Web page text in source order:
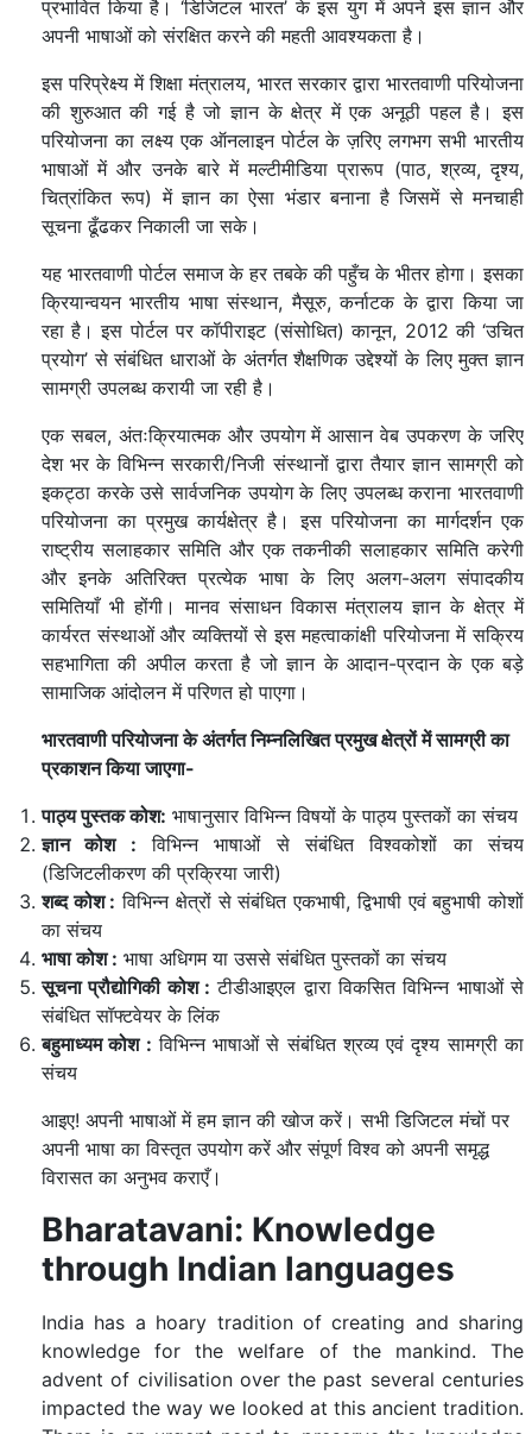
प्रभावित किया है। ‘डिजिटल भारत’ के इस युग में अपने इस ज्ञान और
अपनी भाषाओं को संरक्षित करने की महती आवश्यकता है।
इस परिप्रेक्ष्य में शिक्षा मंत्रालय, भारत सरकार द्वारा भारतवाणी परियोजना
की शुरुआत की गई है जो ज्ञान के क्षेत्र में एक अनूठी पहल है। इस
परियोजना का लक्ष्य एक ऑनलाइन पोर्टल के ज़रिए लगभग सभी भारतीय
भाषाओं में और उनके बारे में मल्टीमीडिया प्रारूप (पाठ, श्रव्य, दृश्य,
चित्रांकित रूप) में ज्ञान का ऐसा भंडार बनाना है जिसमें से मनचाही
सूचना ढूँढकर निकाली जा सके।
यह भारतवाणी पोर्टल समाज के हर तबके की पहुँच के भीतर होगा। इसका
क्रियान्वयन भारतीय भाषा संस्थान, मैसूरु, कर्नाटक के द्वारा किया जा
रहा है। इस पोर्टल पर कॉपीराइट (संसोधित) कानून, 2012 की ‘उचित
प्रयोग’ से संबंधित धाराओं के अंतर्गत शैक्षणिक उद्देश्यों के लिए मुक्त ज्ञान
सामग्री उपलब्ध करायी जा रही है।
एक सबल, अंतःक्रियात्मक और उपयोग में आसान वेब उपकरण के जरिए
देश भर के विभिन्न सरकारी/निजी संस्थानों द्वारा तैयार ज्ञान सामग्री को
इकट्ठा करके उसे सार्वजनिक उपयोग के लिए उपलब्ध कराना भारतवाणी
परियोजना का प्रमुख कार्यक्षेत्र है। इस परियोजना का मार्गदर्शन एक
राष्ट्रीय सलाहकार समिति और एक तकनीकी सलाहकार समिति करेगी
और इनके अतिरिक्त प्रत्येक भाषा के लिए अलग-अलग संपादकीय
समितियाँ भी होंगी। मानव संसाधन विकास मंत्रालय ज्ञान के क्षेत्र में
कार्यरत संस्थाओं और व्यक्तियों से इस महत्वाकांक्षी परियोजना में सक्रिय
सहभागिता की अपील करता है जो ज्ञान के आदान-प्रदान के एक बड़े
सामाजिक आंदोलन में परिणत हो पाएगा।
भारतवाणी परियोजना के अंतर्गत निम्नलिखित प्रमुख क्षेत्रों में सामग्री का
प्रकाशन किया जाएगा-
पाठ्य पुस्तक कोश: भाषानुसार विभिन्न विषयों के पाठ्य पुस्तकों का संचय
ज्ञान कोश : विभिन्न भाषाओं से संबंधित विश्वकोशों का संचय
(डिजिटलीकरण की प्रक्रिया जारी)
शब्द कोश : विभिन्न क्षेत्रों से संबंधित एकभाषी, द्विभाषी एवं बहुभाषी कोशों
का संचय
भाषा कोश : भाषा अधिगम या उससे संबंधित पुस्तकों का संचय
सूचना प्रौद्योगिकी कोश : टीडीआइएल द्वारा विकसित विभिन्न भाषाओं से
संबंधित सॉफ्टवेयर के लिंक
बहुमाध्यम कोश : विभिन्न भाषाओं से संबंधित श्रव्य एवं दृश्य सामग्री का
संचय
आइए! अपनी भाषाओं में हम ज्ञान की खोज करें। सभी डिजिटल मंचों पर
अपनी भाषा का विस्तृत उपयोग करें और संपूर्ण विश्व को अपनी समृद्ध
विरासत का अनुभव कराएँ।
Bharatavani: Knowledge
through Indian languages
India has a hoary tradition of creating and sharing
knowledge for the welfare of the mankind. The
advent of civilisation over the past several centuries
impacted the way we looked at this ancient tradition.